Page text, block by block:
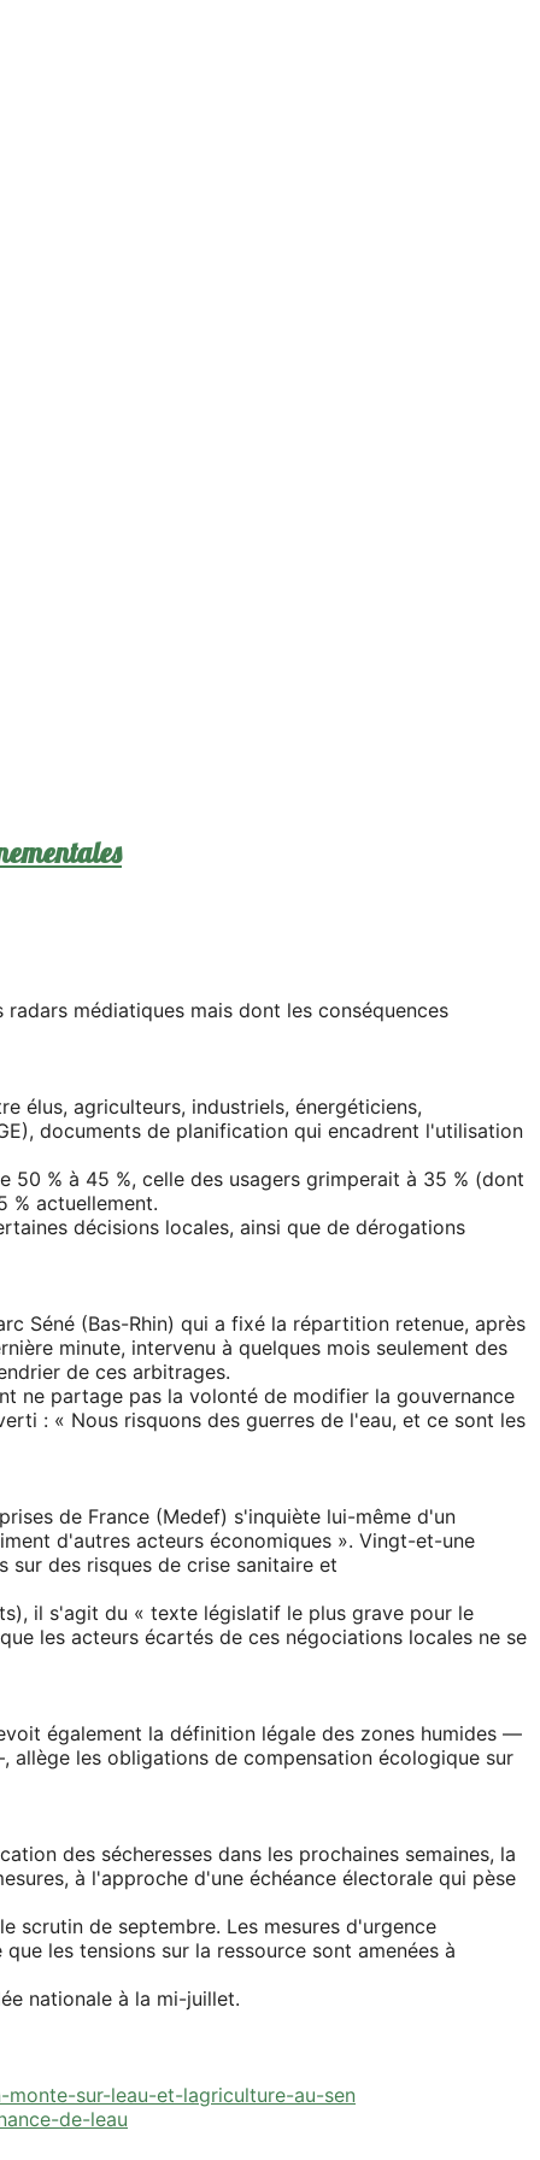
médiatiques mais dont les conséquences
élus, agriculteurs, industriels, énergéticiens,
documents de planification qui encadrent l'utilisation
% à 45 %, celle des usagers grimperait à 35 % (dont
% actuellement.
décisions locales, ainsi que de dérogations
Séné (Bas-Rhin) qui a fixé la répartition retenue, après
minute, intervenu à quelques mois seulement des
de ces arbitrages.
ne partage pas la volonté de modifier la gouvernance
: « Nous risquons des guerres de l'eau, et ce sont les
de France (Medef) s'inquiète lui-même d'un
d'autres acteurs économiques ». Vingt-et-une
des risques de crise sanitaire et
il s'agit du « texte législatif le plus grave pour le
les acteurs écartés de ces négociations locales ne se
également la définition légale des zones humides —
les obligations de compensation écologique sur
des sécheresses dans les prochaines semaines, la
à l'approche d'une échéance électorale qui pèse
scrutin de septembre. Les mesures d'urgence
les tensions sur la ressource sont amenées à
nationale à la mi-juillet.
sur-leau-et-lagriculture-au-sen
de-leau